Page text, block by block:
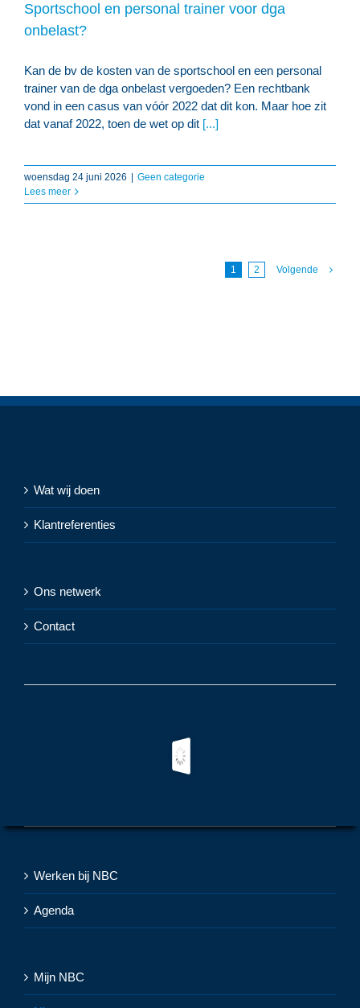
Sportschool en personal trainer voor dga
onbelast?
Kan de bv de kosten van de sportschool en een personal
trainer van de dga onbelast vergoeden? Een rechtbank
vond in een casus van vóór 2022 dat dit kon. Maar hoe zit
dat vanaf 2022, toen de wet op dit [...]
woensdag 24 juni 2026
Geen categorie
Lees meer
1 2 Volgende
Wat wij doen
Klantreferenties
Ons netwerk
Contact
Werken bij NBC
Agenda
Mijn NBC